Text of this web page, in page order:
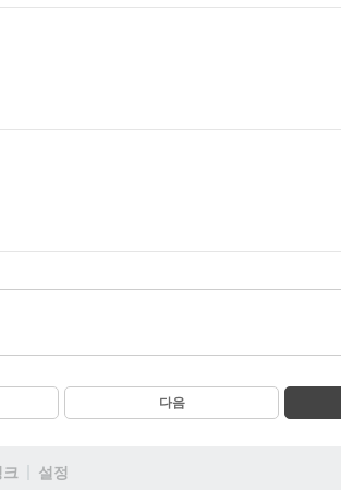
다음
설정